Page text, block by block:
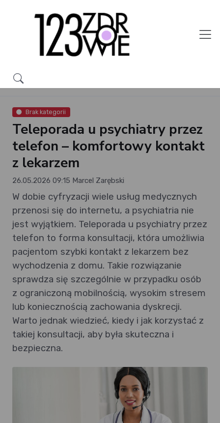
Brak kategorii
Teleporada u psychiatry przez
telefon – komfortowy kontakt
z lekarzem
26.05.2026 09:15 Marcel Zarębski
W dobie cyfryzacji wiele usług medycznych
przenosi się do internetu, a psychiatria nie
jest wyjątkiem. Teleporada u psychiatry przez
telefon to forma konsultacji, która umożliwia
pacjentom szybki kontakt z lekarzem bez
wychodzenia z domu. Takie rozwiązanie
sprawdza się szczególnie w przypadku osób
z ograniczoną mobilnością, wysokim stresem
lub koniecznością zachowania dyskrecji.
Warto jednak wiedzieć, kiedy i jak korzystać z
takiej konsultacji, aby była skuteczna i
bezpieczna.